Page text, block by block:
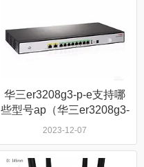
华三er3208g3-p-e支持哪
些型号ap（华三er3208g3-
p-e支持什么型号ap）
2023-12-07